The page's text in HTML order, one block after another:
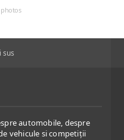
photos
sus
automobile, despre
vehicule si competiții